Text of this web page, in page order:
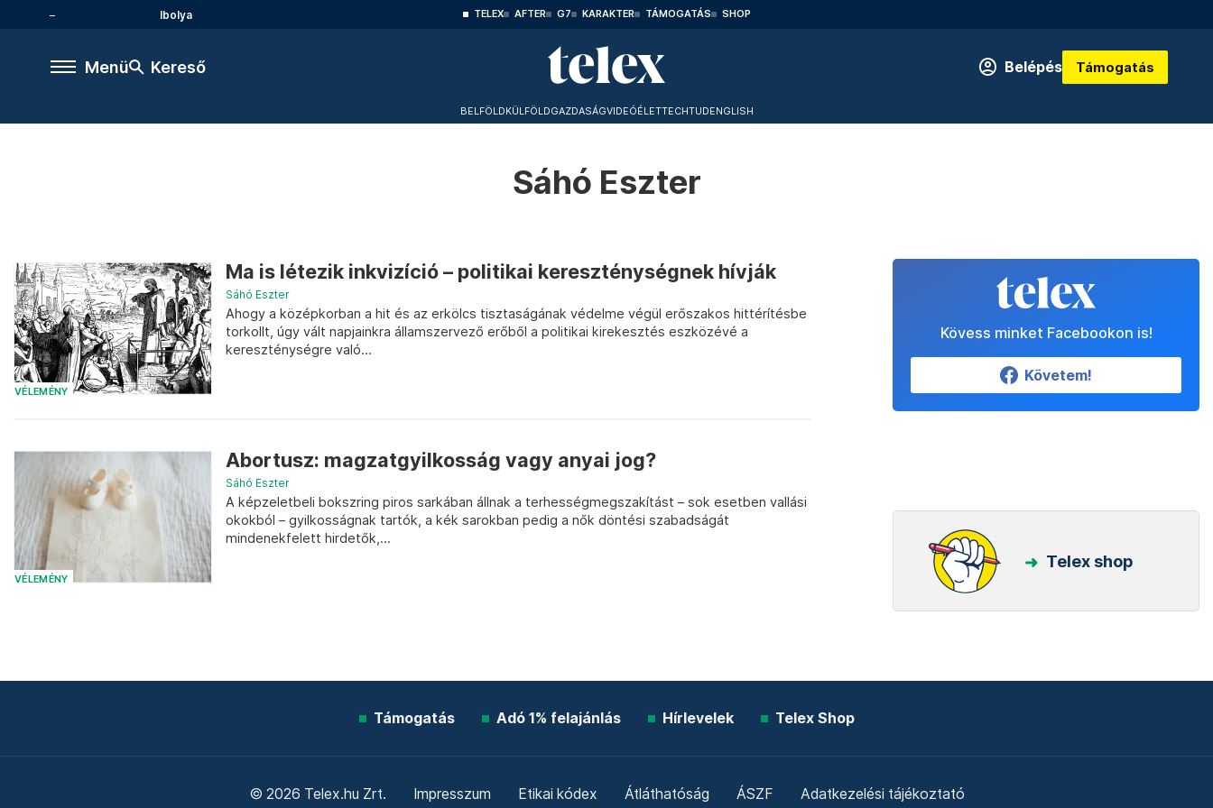
Ibolya TELEX AFTER G7 KARAKTER TÁMOGATÁS SHOP
Menü Kereső Belépés Támogatás
BELFÖLDKÜLFÖLDGAZDASÁGVIDEÓÉLETTECHTUDENGLISH
Sáhó Eszter
VÉLEMÉNY
Ma is létezik inkvizíció – politikai kereszténységnek hívják
Sáhó Eszter
Ahogy a középkorban a hit és az erkölcs tisztaságának védelme végül erőszakos hittérítésbe
torkollt, úgy vált napjainkra államszervező erőből a politikai kirekesztés eszközévé a
kereszténységre való...
VÉLEMÉNY
Abortusz: magzatgyilkosság vagy anyai jog?
Sáhó Eszter
A képzeletbeli bokszring piros sarkában állnak a terhességmegszakítást – sok esetben vallási
okokból – gyilkosságnak tartók, a kék sarokban pedig a nők döntési szabadságát
mindenekfelett hirdetők,...
Kövess minket Facebookon is!
Követem!
Telex shop
Támogatás Adó 1% felajánlás Hírlevelek Telex Shop
© 2026 Telex.hu Zrt. Impresszum Etikai kódex Átláthatóság ÁSZF Adatkezelési tájékoztató